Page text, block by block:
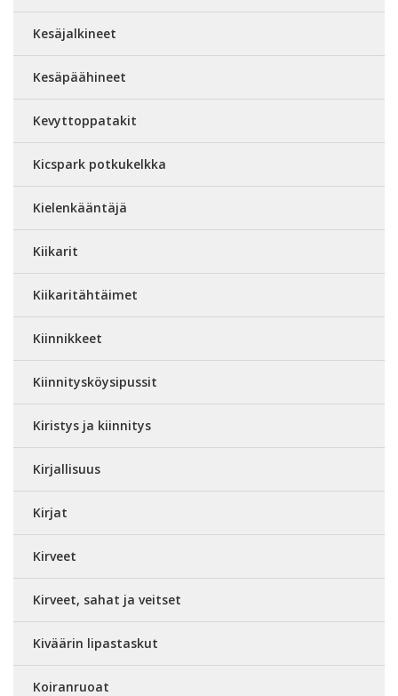
Kesäjalkineet
Kesäpäähineet
Kevyttoppatakit
Kicspark potkukelkka
Kielenkääntäjä
Kiikarit
Kiikaritähtäimet
Kiinnikkeet
Kiinnitysköysipussit
Kiristys ja kiinnitys
Kirjallisuus
Kirjat
Kirveet
Kirveet, sahat ja veitset
Kiväärin lipastaskut
Koiranruoat